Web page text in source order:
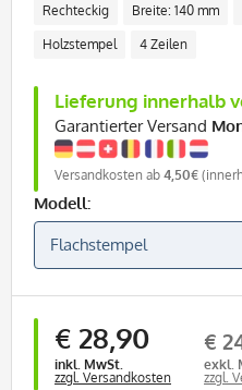
Rechteckig Breite: 140 mm
Holzstempel 4 Zeilen
Lieferung innerhalb
Garantierter Versand
Versandkosten ab 4,50€
Modell:
€ 28,90
inkl. MwSt.
zzgl. Versandkosten
€
exkl.
zzgl.